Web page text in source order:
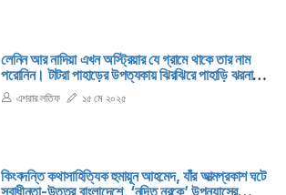
লেনিন আর নাদিয়া এখন অস্ট্রিয়ার যে গ্রামে থাকে তার নাম
পরোনিন। টাটরা পাহাড়ের উপত্যকায় ঝিরঝিরে পাহাড়ি ঝরনা
এশরার লতিফ ১৫ মে ২০২৫
কিংবদন্তি কথাসাহিত্যিক হুমায়ূন আহমেদ, যাঁর আত্মপ্রকাশ ঘটে
স্বাধীনতা-উত্তর বাংলাদেশে, ‘নন্দিত নরকে’ উপন্যাসের